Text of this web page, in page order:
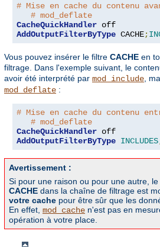
# Mise en cache du contenu
# mod_deflate
CacheQuickHandler
AddOutputFilterByType CACHE;
Vous pouvez insérer le filtre CACHE en
filtrage. Dans l'exemple suivant, le
avoir été interprété par mod_include ,
mod_deflate :
# Mise en cache du contenu
# mod_deflate
CacheQuickHandler
AddOutputFilterByType INCLUDES
Avertissement :
Si pour une raison ou pour une autre,
CACHE dans la chaîne de filtrage est
votre cache pour être sûr que les
En effet, mod_cache n'est pas en
opération à votre place.